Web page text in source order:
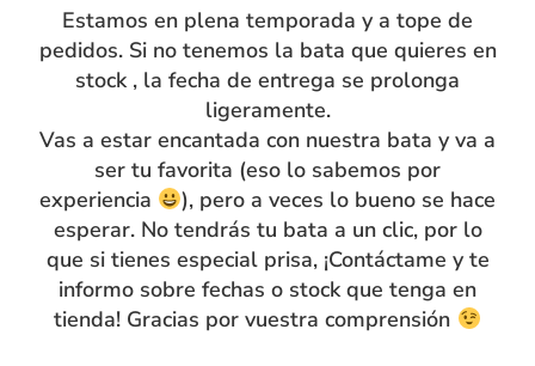
Contacto
Estamos en plena temporada y a tope de
pedidos. Si no tenemos la bata que quieres en
stock , la fecha de entrega se prolonga
ligeramente.
Vas a estar encantada con nuestra bata y va a
ser tu favorita (eso lo sabemos por
experiencia
), pero a veces lo bueno se hace
esperar. No tendrás tu bata a un clic, por lo
que si tienes especial prisa, ¡Contáctame y te
informo sobre fechas o stock que tenga en
tienda! Gracias por vuestra comprensión